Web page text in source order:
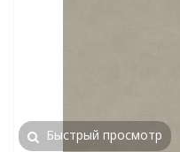
Быстрый просмотр